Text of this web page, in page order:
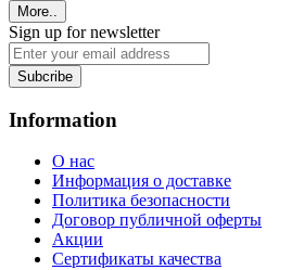
More..
Sign up for newsletter
Subcribe
Information
О нас
Информация о доставке
Политика безопасности
Договор публичной оферты
Акции
Сертификаты качества